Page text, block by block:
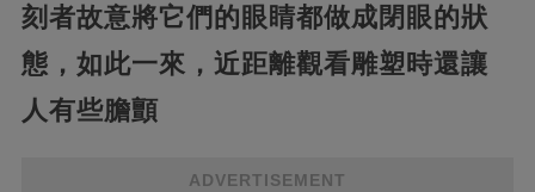
刻者故意將它們的眼睛都做成閉眼的狀
態，如此一來，近距離觀看雕塑時還讓
人有些膽顫
ADVERTISEMENT